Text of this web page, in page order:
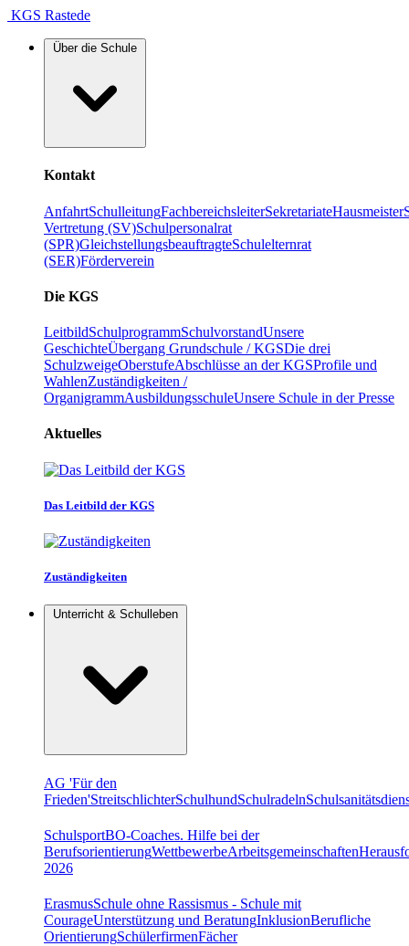
KGS Rastede
Über die Schule
Kontakt
AnfahrtSchulleitungFachbereichsleiterSekretariateHausmeister
Vertretung (SV)Schulpersonalrat
(SPR)GleichstellungsbeauftragteSchulelternrat
(SER)Förderverein
Die KGS
LeitbildSchulprogrammSchulvorstandUnsere
GeschichteÜbergang Grundschule / KGSDie drei
SchulzweigeOberstufeAbschlüsse an der KGSProfile und
WahlenZuständigkeiten /
OrganigrammAusbildungsschuleUnsere Schule in der Presse
Aktuelles
Das Leitbild der KGS
Zuständigkeiten
Unterricht & Schulleben
AG 'Für den
Frieden'StreitschlichterSchulhundSchulradeln
SchulsportBO-Coaches. Hilfe bei der
BerufsorientierungWettbewerbeArbeitsgemeinschaften
2026
ErasmusSchule ohne Rassismus - Schule mit
CourageUnterstützung und BeratungInklusionBerufliche
OrientierungSchülerfirmenFächer